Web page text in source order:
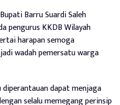
Barru Suardi Saleh
pengurus KKDB Wilayah
harapan semoga
wadah pemersatu warga
dapat menjaga
selalu memegang perinsip